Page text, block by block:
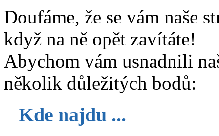
Doufáme, že se vám naše
když na ně opět zavítáte!
Abychom vám usnadnili
několik důležitých bodů:
Kde najdu ...